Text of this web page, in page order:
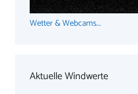
Wetter & Webcams...
Aktuelle Windwerte